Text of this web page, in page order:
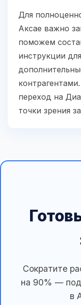
Для
Аксае важно
поможем
инструкции
переход на
точки зрения
Сократите
на 90% —
в